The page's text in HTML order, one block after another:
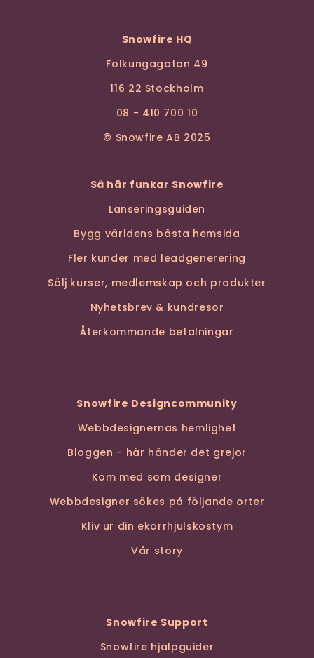
Snowfire HQ
Folkungagatan 49
116 22 Stockholm
08 - 410 700 10
© Snowfire AB 2025
Så här funkar Snowfire
Lanseringsguiden
Bygg världens bästa hemsida
Fler kunder med leadgenerering
Sälj kurser, medlemskap och produkter
Nyhetsbrev & kundresor
Återkommande betalningar
Snowfire Designcommunity
Webbdesignernas hemlighet
Bloggen - här händer det grejor
Kom med som designer
Webbdesigner sökes på följande orter
Kliv ur din ekorrhjulskostym
Vår story
Snowfire Support
Snowfire hjälpguider